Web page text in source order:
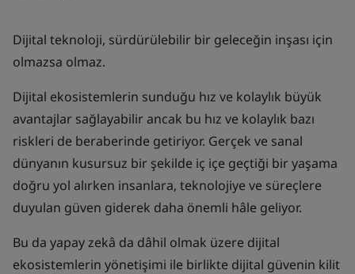
Dijital teknoloji, sürdürülebilir bir geleceğin inşası için
olmazsa olmaz.
Dijital ekosistemlerin sunduğu hız ve kolaylık büyük
avantajlar sağlayabilir ancak bu hız ve kolaylık bazı
riskleri de beraberinde getiriyor. Gerçek ve sanal
dünyanın kusursuz bir şekilde iç içe geçtiği bir yaşama
doğru yol alırken insanlara, teknolojiye ve süreçlere
duyulan güven giderek daha önemli hâle geliyor.
Bu da yapay zekâ da dâhil olmak üzere dijital
ekosistemlerin yönetişimi ile birlikte dijital güvenin kilit